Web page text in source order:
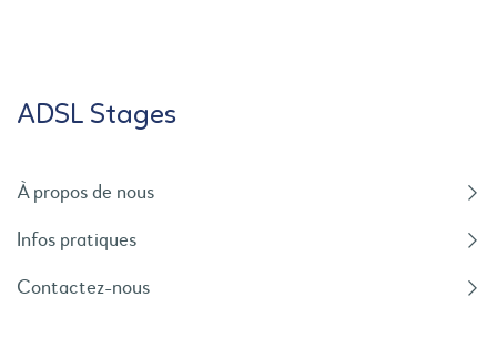
ADSL Stages
À propos de nous
Infos pratiques
Contactez-nous